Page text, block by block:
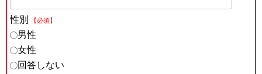
性別 【必須】
男性
女性
回答しない